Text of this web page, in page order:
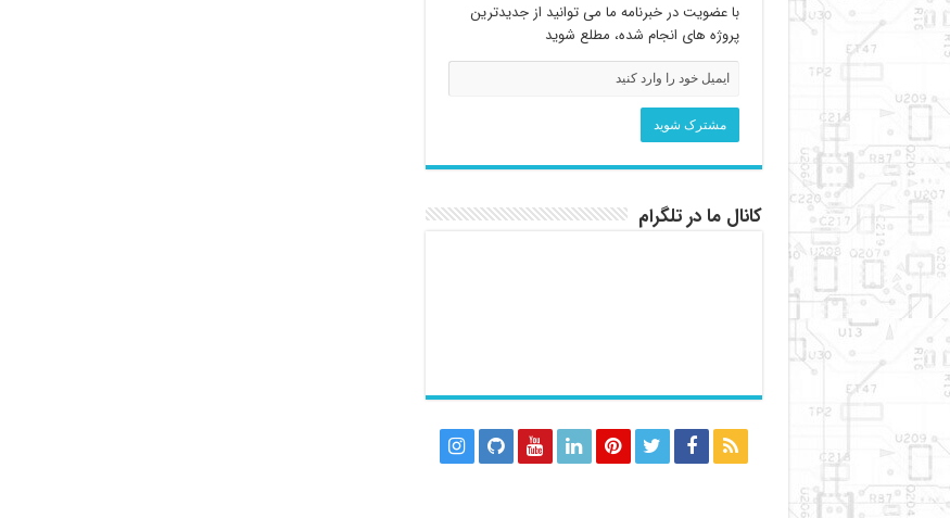
با عضویت در خبرنامه ما می توانید از جدیدترین
پروژه های انجام شده، مطلع شوید
کانال ما در تلگرام